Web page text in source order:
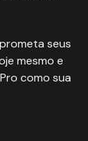
seus
mesmo e
como sua